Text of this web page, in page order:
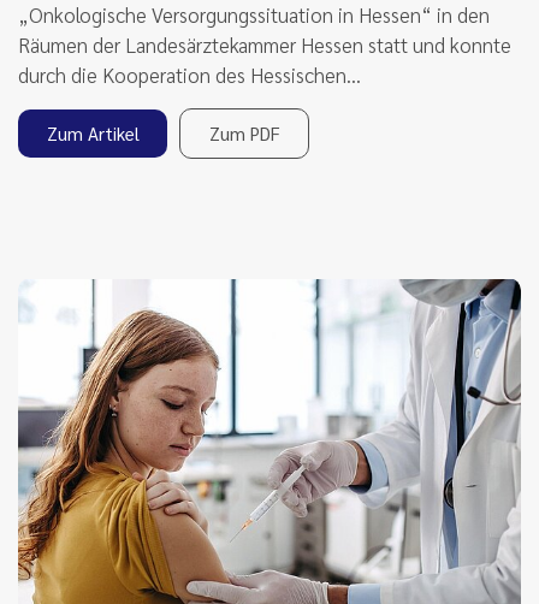
„Onkologische Versorgungssituation in Hessen“ in den
Räumen der Landesärztekammer Hessen statt und konnte
durch die Kooperation des Hessischen…
Zum Artikel Zum PDF